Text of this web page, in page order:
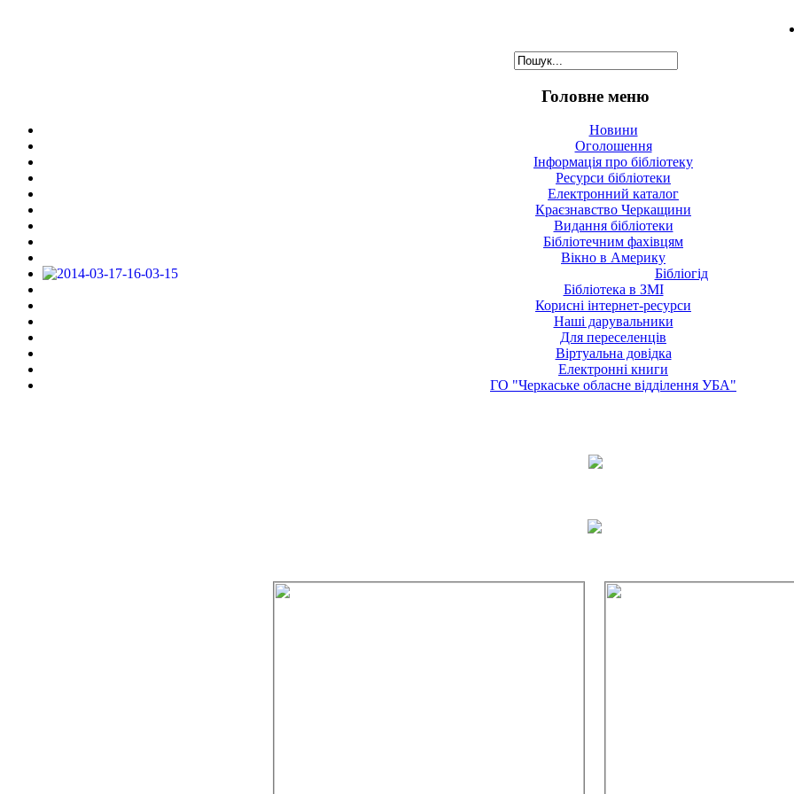
Головне меню
Новини
Оголошення
Інформація про бібліотеку
Ресурси бібліотеки
Електронний каталог
Краєзнавство Черкащини
Видання бібліотеки
Бібліотечним фахівцям
Вікно в Америку
Бібліогід
Бібліотека в ЗМІ
Корисні інтернет-ресурси
Наші дарувальники
Для переселенців
Віртуальна довідка
Електронні книги
ГО "Черкаське обласне відділення УБА"